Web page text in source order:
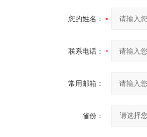
您的姓名：
联系电话：
常用邮箱：
省份：